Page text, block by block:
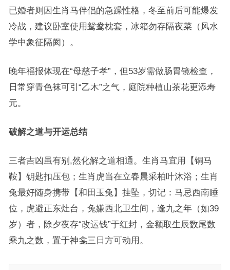
已婚者则因生肖马伴侣的急躁性格，冬至前后可能爆发
冷战，建议卧室使用鸳鸯枕套，冰箱勿存隔夜菜（风水
学中象征隔阂）。
晚年福报体现在“母慈子孝”，但53岁需做肠胃镜检查，
日常穿青色袜可引“乙木”之气，庭院种植山茶花更添寿
元。
破解之道与开运总结
三者吉凶虽有别,然化解之道相通。生肖马宜用【铜马
鞍】钥匙扣压包；生肖虎当在立春晨采柏叶沐浴；生肖
兔最好随身携带【和田玉兔】挂坠，切记：马忌西南睡
位，虎避正东灶台，兔嫌西北卫生间，逢九之年（如39
岁）者，除夕夜存“改运钱”于红封，金额取生辰数尾数
乘九之数，置于神龛三日方可动用。